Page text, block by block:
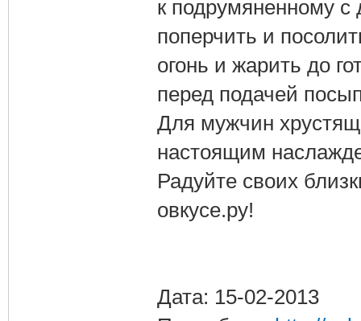
к подрумяненному с
поперчить и
огонь и жарить до
перед подачей
Для мужчин
настоящим
Радуйте своих
овкусе.ру!
Дата: 15-02-2013